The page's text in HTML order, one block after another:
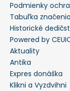
Podmienky
Tabuľka
Historické
Powered by
Aktuality
Antika
Expres donáška
Klikni a Vyzdvihni